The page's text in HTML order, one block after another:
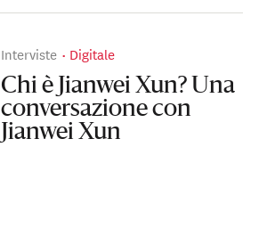
Interviste Digitale
Chi è Jianwei Xun? Una
conversazione con
Jianwei Xun